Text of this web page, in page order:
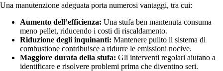
Una manutenzione adeguata porta numerosi vantaggi, tra cui:
Aumento dell’efficienza: Una stufa ben mantenuta consuma
meno pellet, riducendo i costi di riscaldamento.
Riduzione degli inquinanti: Mantenere pulito il sistema di
combustione contribuisce a ridurre le emissioni nocive.
Maggiore durata della stufa: Gli interventi regolari aiutano a
identificare e risolvere problemi prima che diventino seri.